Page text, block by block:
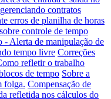
contratos
erros de planilha de horas
controle de tempo
- Alerta de manipulação de
tempo livre Correções
refletir o trabalho
de tempo Sobre a
folga. Compensação de
refletida nos cálculos do